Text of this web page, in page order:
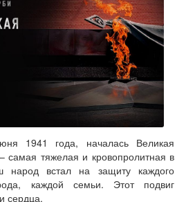
1941 года, началась Великая
самая тяжелая и кровопролитная в
народ встал на защиту каждого
каждой семьи. Этот подвиг
сердца.